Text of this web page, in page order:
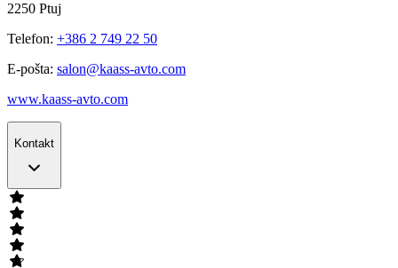
2250 Ptuj
Telefon: +386 2 749 22 50
E-pošta: salon@kaass-avto.com
www.kaass-avto.com
Kontakt